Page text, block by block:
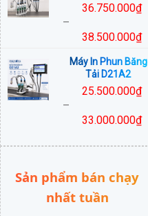
45.500.000₫
đến
49.500.000₫
36.750.000₫
–
38.500.000₫
giá:
36.750.000₫
đến
38.500.000₫
Máy In Phun Băng
Tải D21A2
25.500.000₫
–
33.000.000₫
giá:
25.500.000₫
đến
Sản phẩm bán chạy
nhất tuần